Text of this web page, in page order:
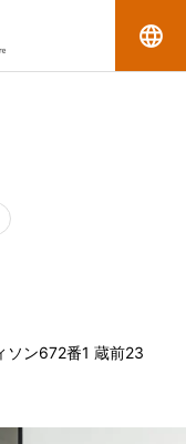
language
ソン672番1 蔵前23